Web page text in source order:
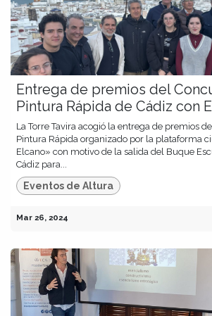
Entrega de premios del
Pintura Rápida de Cádiz con
La Torre Tavira acogió la entrega de premios
Pintura Rápida organizado por la plataforma
Elcano» con motivo de la salida del Buque
Cádiz para...
Eventos de Altura
Mar 26, 2024